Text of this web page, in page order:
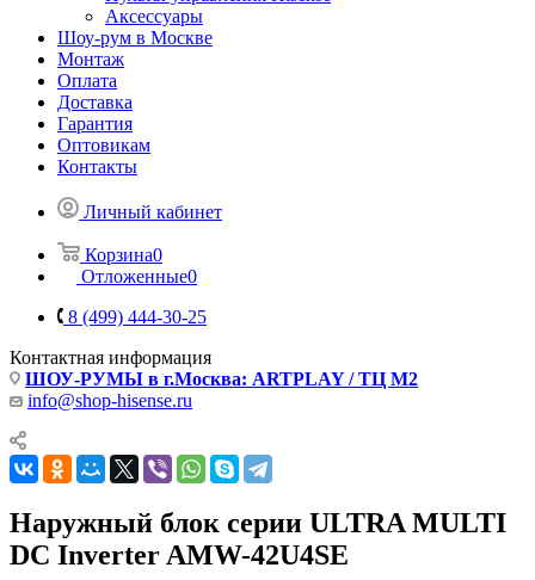
Аксессуары
Шоу-рум в Москве
Монтаж
Оплата
Доставка
Гарантия
Оптовикам
Контакты
Личный кабинет
Корзина0
Отложенные0
8 (499) 444-30-25
Контактная информация
ШОУ-РУМЫ в г.Москва: ARTPLAY / ТЦ М2
info@shop-hisense.ru
Наружный блок серии ULTRA MULTI
DC Inverter AMW-42U4SE